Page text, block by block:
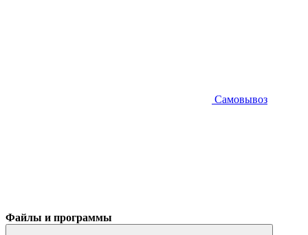
Самовывоз
Файлы и программы